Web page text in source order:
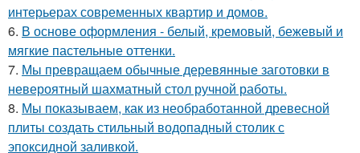
интерьерах современных квартир и домов.
6. В основе оформления - белый, кремовый, бежевый и
мягкие пастельные оттенки.
7. Мы превращаем обычные деревянные заготовки в
невероятный шахматный стол ручной работы.
8. Мы показываем, как из необработанной древесной
плиты создать стильный водопадный столик с
эпоксидной заливкой.